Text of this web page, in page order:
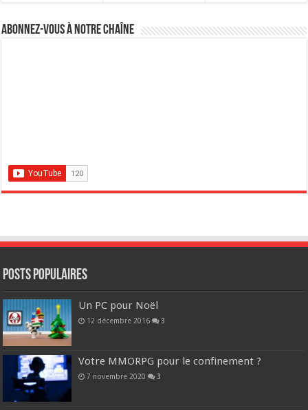
Abonnez-vous à notre chaîne
POSTS POPULAIRES
Un PC pour Noël
12 décembre 2016 3
Votre MMORPG pour le confinement ?
7 novembre 2020 3